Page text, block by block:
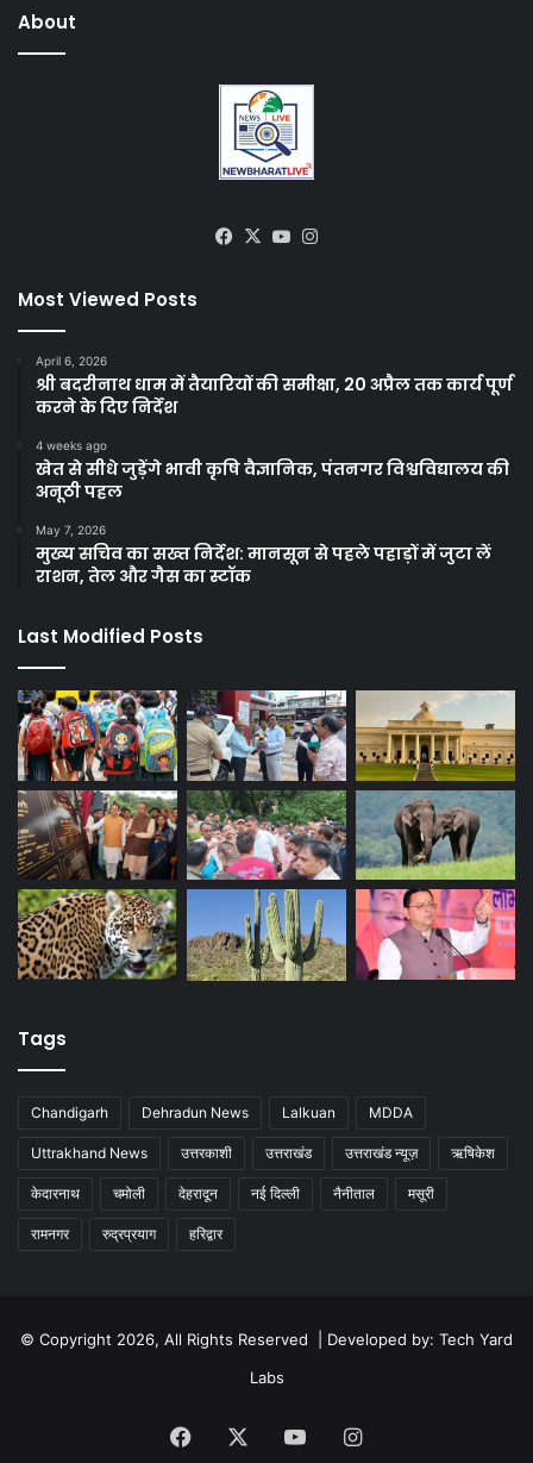
About
Facebook
X YouTube
Most Viewed Posts
April 6, 2026
श्री बदरीनाथ धाम में तैयारियों की समीक्षा, 20 अप्रैल तक कार्य पूर्ण
करने के दिए निर्देश
4 weeks ago
खेत से सीधे जुड़ेंगे भावी कृषि वैज्ञानिक, पंतनगर विश्वविद्यालय की
अनूठी पहल
May 7, 2026
मुख्य सचिव का सख्त निर्देश: मानसून से पहले पहाड़ों में जुटा लें
राशन, तेल और गैस का स्टॉक
Last Modified Posts
Tags
Chandigarh Dehradun News Lalkuan MDDA
Uttrakhand News उत्तरकाशी उत्तराखंड उत्तराखंड न्यूज़ ऋषिकेश
केदारनाथ चमोली देहरादून नई दिल्ली नैनीताल मसूरी
रामनगर रुद्रप्रयाग हरिद्वार
© Copyright 2026, All Rights Reserved | Developed by: Tech Yard
Labs
Facebook YouTubeInstagram